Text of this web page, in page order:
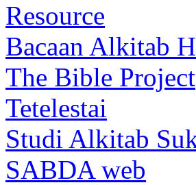
Resource
Bacaan Alkitab
The Bible Project
Tetelestai
Studi Alkitab
SABDA web